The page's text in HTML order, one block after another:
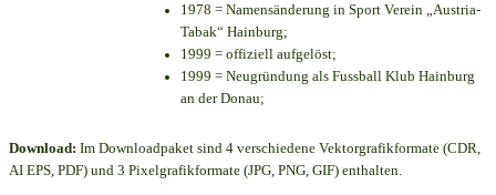
1978 = Namensänderung in Sport Verein „Austria-
Tabak“ Hainburg;
1999 = offiziell aufgelöst;
1999 = Neugründung als Fussball Klub Hainburg
an der Donau;
Download: Im Downloadpaket sind 4 verschiedene Vektorgrafikformate (CDR,
AI EPS, PDF) und 3 Pixelgrafikformate (JPG, PNG, GIF) enthalten.